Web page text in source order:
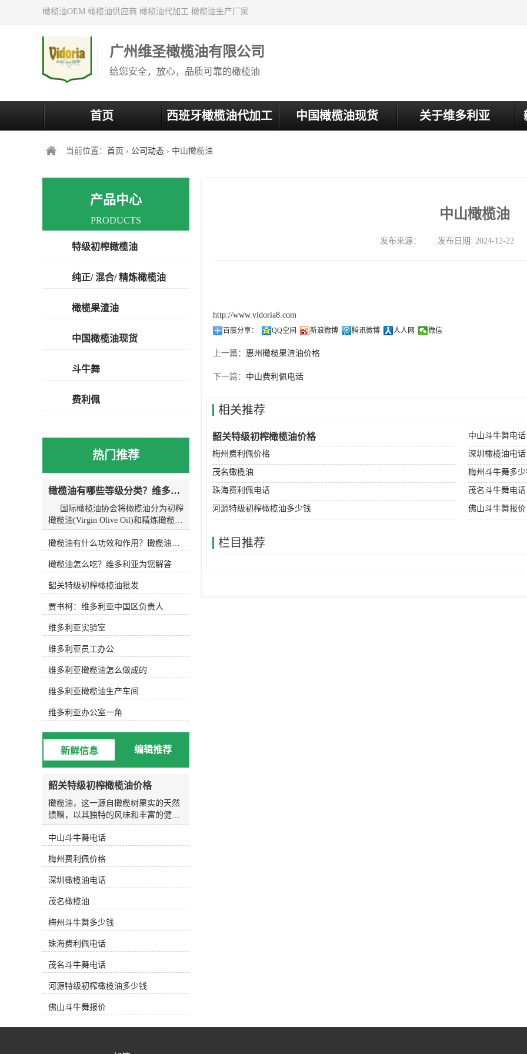
橄榄油OEM 橄榄油供应商 橄榄油代加工 橄榄油生产厂家
广州维圣橄榄油有限公司
给您安全，放心，品质可靠的橄榄油
首页 西班牙橄榄油代加工 中国橄榄油现货 关于维多利亚
当前位置： 首页 › 公司动态 › 中山橄榄油
中山橄榄油
发布来源： 发布日期: 2024-12-22
http://www.vidoria8.com
百度分享： QQ空间 新浪微博 腾讯微博 人人网 微信
上一篇： 惠州橄榄果渣油价格
下一篇： 中山费利佩电话
相关推荐
韶关特级初榨橄榄油价格 中山斗牛舞电话
梅州费利佩价格 深圳橄榄油电话
茂名橄榄油 梅州斗牛舞多
珠海费利佩电话 茂名斗牛舞电话
河源特级初榨橄榄油多少钱 佛山斗牛舞报价
栏目推荐
产品中心
PRODUCTS
特级初榨橄榄油
纯正/ 混合/ 精炼橄榄油
橄榄果渣油
中国橄榄油现货
斗牛舞
费利佩
热门推荐
橄榄油有哪些等级分类？维多利亚为您解说
国际橄榄油协会将橄榄油分为初榨
橄榄油(Virgin Olive Oil)和精炼橄榄油
(Lampante Olive Oil或Refined Olive
Oil)两大类，五个级别。下面维多利
或称为天然橄榄油，是直接从新鲜的
橄榄果实中采取机械冷榨、经过过滤
等处理除去异物后得到的油脂。根据
酸度的不同可分为三个级别：特级初
榨橄榄油(Extra Virgin)：是较高级
别、质量较高的橄榄油，是纯天然产
品。口味良好，有淡雅怡人的植物芬
芳，酸度不超过1%。优良初榨橄榄油
2%，味道纯正、芳香。普通初榨橄榄
油(Ordinary Virgin)：口味与风味尚
可，酸度不超过3.3%。精炼橄榄油是
指酸度超过3.3%的初榨橄榄油精炼后
所得到的橄榄油，或成为“二次油”。
精炼橄榄油可分为两个级别：普通橄
榄油(Olive Oil)：精炼橄榄油与一定
比例的初榨橄榄油混合，以调和味道
与颜色，其酸度在1.5%以下，呈透明
的淡金黄色。(橄榄果渣油)精炼橄榄
杂质油(Refined Olive-Pomace Oil)：是
通过溶解法从油渣中提取并经过精炼
而得到的橄榄油。 市面上三大类橄榄
油 产地油 (Regional Oil)：指选用的橄
榄果出自一个国家某一个特定的种植
用的橄榄果品种和具体种植地。一些
及严格的加工方式获得欧盟原产地*
保护(PDO)。这类油风味口感特别，
果香浓郁，因此价格比较昂贵。通常
产地油都在橄榄油专卖店中销售，深
受中产阶级的爱戴。工业油 (Bulk
Oil)：在超市中销售的绝大多数都是
这类工业油的来源。他们从世界各主
勾兑混装。这类橄榄油在标签上没有
种植地，只标明灌瓶的产地。由于是
照统一的配方进行勾兑，因此工业油
一般口感比较划一，但因其价格低
橄榄油有什么功效和作用？橄榄油厂家告诉你
橄榄油怎么吃？维多利亚为您解答
韶关特级初榨橄榄油批发
贾书柯：维多利亚中国区负责人
维多利亚实验室
维多利亚员工办公
维多利亚橄榄油怎么做成的
维多利亚橄榄油生产车间
维多利亚办公室一角
新鲜信息 编辑推荐
韶关特级初榨橄榄油价格
橄榄油，这一源自橄榄树果实的天然
馈赠，以其独特的风味和丰富的健康
益处，逐渐成为现代家庭厨房中**的
一部分。在韶关，越来越多的消费者
格，希望能在日常饮食中融入这一健
康元素。今天，我们将带您深入了解
橄榄油的魅力，并探讨如何在韶关市
场上做出明智的选择。橄榄油的健康
之源橄榄油富含单不饱和脂肪酸，特
别是油酸，这种健康脂肪有助于调节
胆固醇水平，对心血管健康大有裨
益。此外，橄榄油中还含有丰富的维
分有助于抵抗自由基的损害，保护细
胞免受氧化压力，从而减缓衰老过
程，维护皮肤健康。无论是用于烹
饪、凉拌还是烘焙，橄榄油都能为食
物增添独特的风味和香气。其金黄的
色泽和醇厚的口感，使每一道菜肴都
油，不仅是对美味的追求，更是对健
中山斗牛舞电话
梅州费利佩价格
深圳橄榄油电话
茂名橄榄油
梅州斗牛舞多少钱
珠海费利佩电话
茂名斗牛舞电话
河源特级初榨橄榄油多少钱
佛山斗牛舞报价